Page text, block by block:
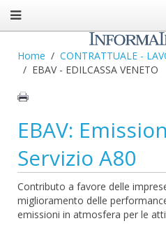
Home
CONTRATTUALE -
EBAV - EDILCASSA VENETO
EBAV:
Servizio A80
Contributo a favore delle
miglioramento delle
emissioni in atmosfera per le